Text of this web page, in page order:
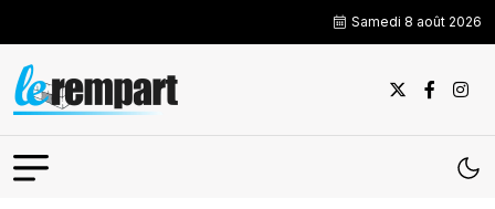
Samedi 8 août 2026